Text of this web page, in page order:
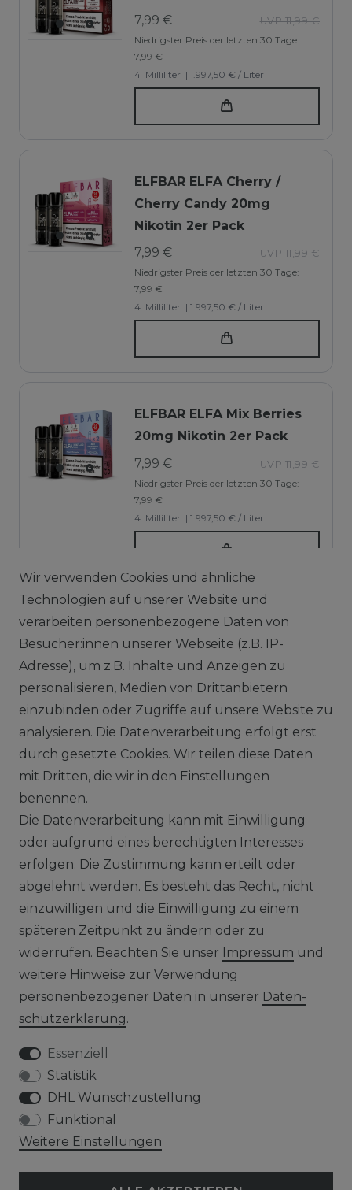
UVP 11,99 €
7,99 €
Niedrigster Preis der letzten 30 Tage:
7,99 €
4 Milliliter | 1.997,50 € / Liter
ELFBAR ELFA Cherry /
Cherry Candy 20mg
Nikotin 2er Pack
UVP 11,99 €
7,99 €
Niedrigster Preis der letzten 30 Tage:
7,99 €
4 Milliliter | 1.997,50 € / Liter
ELFBAR ELFA Mix Berries
20mg Nikotin 2er Pack
UVP 11,99 €
7,99 €
Niedrigster Preis der letzten 30 Tage:
7,99 €
4 Milliliter | 1.997,50 € / Liter
Vapor Handels GmbH
Im Hülsenfeld 9
40721 Hilden
0212 520-82 100
info@vapor-handel.de
Montag - Freitag, 09:00 - 16:00
RECHTLICHES
AGB
WIDERRUFSRECHT
IMPRESSUM
DATENSCHUTZERKLÄRUNG
HINWEISE ZUM ELEKTROGESETZ
SERVICE
WIDERRUFSFORMULAR
Wir verwenden Cookies und ähnliche
Technologien auf unserer Website und
verarbeiten personenbezogene Daten von
Besucher:innen unserer Webseite (z.B. IP-
Adresse), um z.B. Inhalte und Anzeigen zu
personalisieren, Medien von Drittanbietern
einzubinden oder Zugriffe auf unsere Website zu
analysieren. Die Datenverarbeitung erfolgt erst
durch gesetzte Cookies. Wir teilen diese Daten
mit Dritten, die wir in den Einstellungen
benennen.
Die Datenverarbeitung kann mit Einwilligung
oder aufgrund eines berechtigten Interesses
erfolgen. Die Zustimmung kann erteilt oder
abgelehnt werden. Es besteht das Recht, nicht
einzuwilligen und die Einwilligung zu einem
späteren Zeitpunkt zu ändern oder zu
widerrufen. Beachten Sie unser Impressum und
weitere Hinweise zur Verwendung
personenbezogener Daten in unserer Daten­
schutz­erklärung.
Essenziell
Statistik
DHL Wunschzustellung
Funktional
Weitere Einstellungen